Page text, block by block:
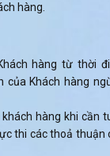
hàng.
hàng từ thời
của Khách hàng
hàng khi cần
thi các thoả thuận